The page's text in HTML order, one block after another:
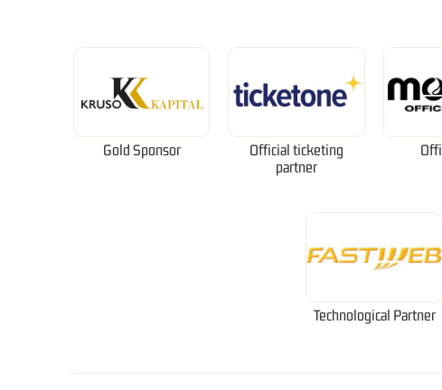
Gold Sponsor
Official ticketing
partner
Technological Partner